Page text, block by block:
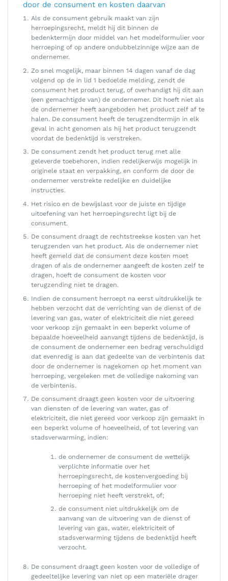
door de consument en kosten daarvan
Als de consument gebruik maakt van zijn
herroepingsrecht, meldt hij dit binnen de
bedenktermijn door middel van het modelformulier voor
herroeping of op andere ondubbelzinnige wijze aan de
ondernemer.
Zo snel mogelijk, maar binnen 14 dagen vanaf de dag
volgend op de in lid 1 bedoelde melding, zendt de
consument het product terug, of overhandigt hij dit aan
(een gemachtigde van) de ondernemer. Dit hoeft niet als
de ondernemer heeft aangeboden het product zelf af te
halen. De consument heeft de terugzendtermijn in elk
geval in acht genomen als hij het product terugzendt
voordat de bedenktijd is verstreken.
De consument zendt het product terug met alle
geleverde toebehoren, indien redelijkerwijs mogelijk in
originele staat en verpakking, en conform de door de
ondernemer verstrekte redelijke en duidelijke
instructies.
Het risico en de bewijslast voor de juiste en tijdige
uitoefening van het herroepingsrecht ligt bij de
consument.
De consument draagt de rechtstreekse kosten van het
terugzenden van het product. Als de ondernemer niet
heeft gemeld dat de consument deze kosten moet
dragen of als de ondernemer aangeeft de kosten zelf te
dragen, hoeft de consument de kosten voor
terugzending niet te dragen.
Indien de consument herroept na eerst uitdrukkelijk te
hebben verzocht dat de verrichting van de dienst of de
levering van gas, water of elektriciteit die niet gereed
voor verkoop zijn gemaakt in een beperkt volume of
bepaalde hoeveelheid aanvangt tijdens de bedenktijd, is
de consument de ondernemer een bedrag verschuldigd
dat evenredig is aan dat gedeelte van de verbintenis dat
door de ondernemer is nagekomen op het moment van
herroeping, vergeleken met de volledige nakoming van
de verbintenis.
De consument draagt geen kosten voor de uitvoering
van diensten of de levering van water, gas of
elektriciteit, die niet gereed voor verkoop zijn gemaakt in
een beperkt volume of hoeveelheid, of tot levering van
stadsverwarming, indien:
de ondernemer de consument de wettelijk
verplichte informatie over het
herroepingsrecht, de kostenvergoeding bij
herroeping of het modelformulier voor
herroeping niet heeft verstrekt, of;
de consument niet uitdrukkelijk om de
aanvang van de uitvoering van de dienst of
levering van gas, water, elektriciteit of
stadsverwarming tijdens de bedenktijd heeft
verzocht.
De consument draagt geen kosten voor de volledige of
gedeeltelijke levering van niet op een materiële drager